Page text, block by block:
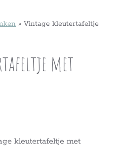
» Vintage kleutertafeltje
met
kleutertafeltje met